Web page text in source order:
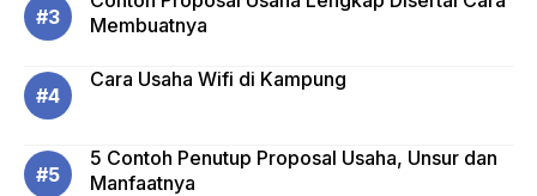
Membuatnya
Cara Usaha Wifi di Kampung
5 Contoh Penutup Proposal Usaha, Unsur dan
Manfaatnya